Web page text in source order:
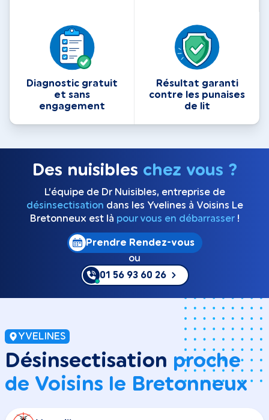
Diagnostic gratuit
et sans
engagement
Résultat garanti
contre les punaises
de lit
Des nuisibles chez vous ?
L’équipe de Dr Nuisibles, entreprise de
désinsectisation dans les Yvelines à Voisins Le
Bretonneux est là pour vous en débarrasser!
Prendre Rendez-vous
ou
01 56 93 60 26
YVELINES
Désinsectisation proche
de Voisins le Bretonneux